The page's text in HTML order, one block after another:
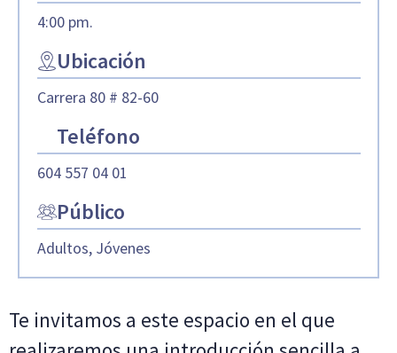
4:00 pm.
Ubicación
Carrera 80 # 82-60
Teléfono
604 557 04 01
Público
Adultos, Jóvenes
Te invitamos a este espacio en el que